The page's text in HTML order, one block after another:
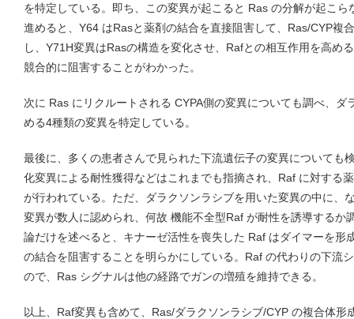
を特定している。即ち、この変異が起こると Ras の分解が起こ
進めると、Y64 はRasと薬剤の結合を直接阻害して、Ras/CYP複
し、Y71H変異はRasの構造を変化させ、Rafとの相互作用を高め
競合的に阻害することがわかった。
次に Ras にリクルートされる CYPA側の変異についても調べ、ダ
める4種類の変異を特定している。
最後に、多くの患者さんで見られた下流遺伝子の変異についても
化変異による耐性獲得などはこれまでも指摘され、Raf に対する
が行われている。ただ、ダラクソンラシブを用いた変異の中に、
変異が数人に認められ、何故 機能不全型Raf が耐性を誘導するか
論だけを述べると、キナーゼ活性を喪失した Raf はダイマーを形
の結合を阻害することを明らかにしている。Raf の代わりの下流
ので、Ras シグナルは他の経路でガンの増殖を維持できる。
以上、Raf変異も含めて、Ras/ダラクソンラシブ/CYP の複合体形